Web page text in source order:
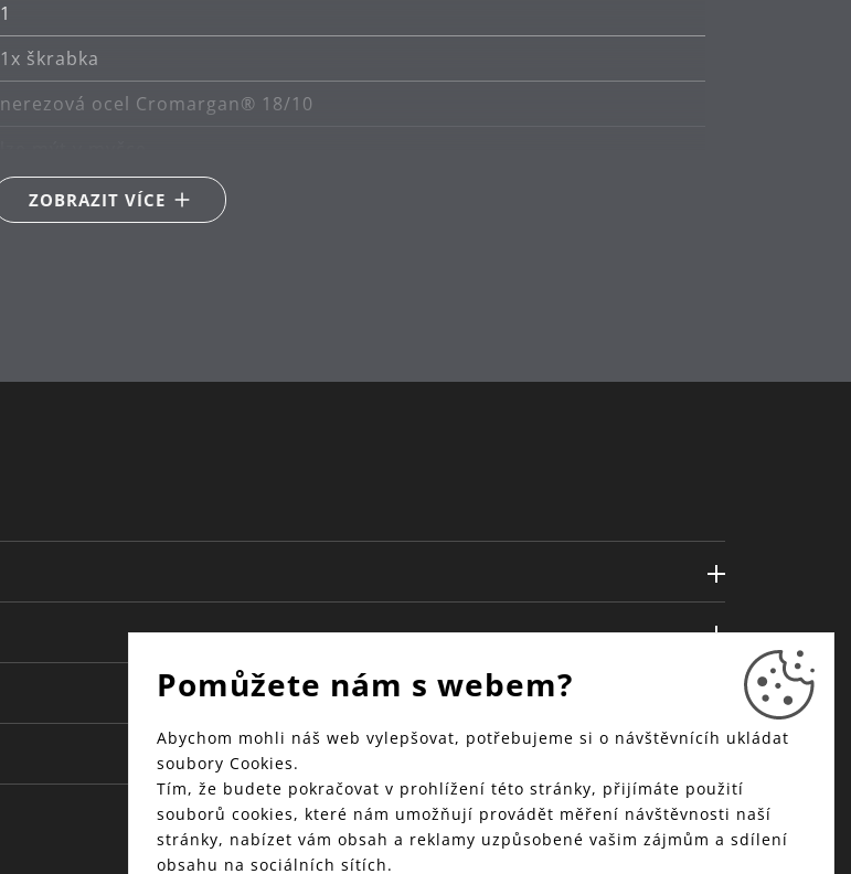
1
1x škrabka
nerezová ocel Cromargan® 18/10
10.5ZOBRAZIT VÍCE
Pomůžete nám s webem?
Abychom mohli náš web vylepšovat, potřebujeme si o návštěvnícíh ukládat
soubory Cookies.
Tím, že budete pokračovat v prohlížení této stránky, přijímáte použití
souborů cookies, které nám umožňují provádět měření návštěvnosti naší
stránky, nabízet vám obsah a reklamy uzpůsobené vašim zájmům a sdílení
obsahu na sociálních sítích.